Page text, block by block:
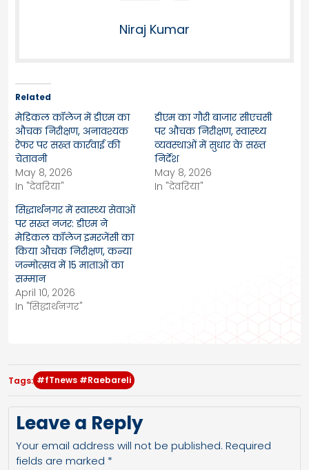
Niraj Kumar
Related
मेडिकल कॉलेज में डीएम का
औचक निरीक्षण, अनावश्यक
रेफर पर सख्त कार्रवाई की
चेतावनी
May 8, 2026
In "देवरिया"
डीएम का गौरी बाजार सीएचसी
पर औचक निरीक्षण, स्वास्थ्य
व्यवस्थाओं में सुधार के सख्त
निर्देश
May 8, 2026
In "देवरिया"
सिद्धार्थनगर में स्वास्थ्य सेवाओं
पर सख्त नजर: डीएम ने
मेडिकल कॉलेज इमरजेंसी का
किया औचक निरीक्षण, कन्या
जन्मोत्सव में 15 माताओं का
सम्मान
April 10, 2026
In "सिद्धार्थनगर"
Tags: #fTnews #Raebareli
Leave a Reply
Your email address will not be published. Required
fields are marked *